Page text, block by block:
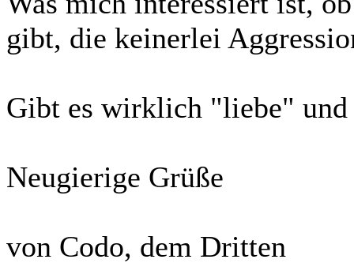
gibt, die keinerlei
Gibt es wirklich "liebe" und
Neugierige Grüße
von Codo, dem Dritten